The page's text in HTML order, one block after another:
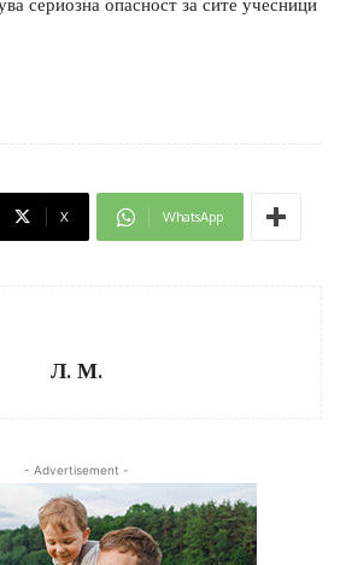
X WhatsApp
Л. М.
- Advertisement -